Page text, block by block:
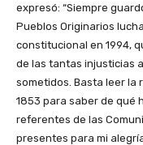
expresó: “Siempre
Pueblos Originarios
constitucional en 1994,
de las tantas injusticias
sometidos. Basta leer la
1853 para saber de qué
referentes de las
presentes para mi